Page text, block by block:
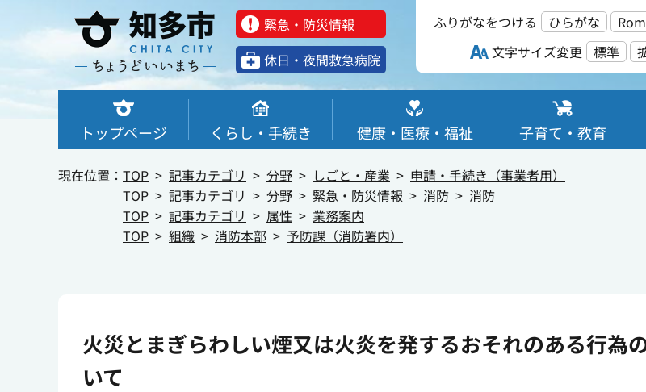
緊急・防災情報
休⽇・夜間救急病院
ふりがなをつける ひらがな
文字サイズ変更
標準
トップページ くらし・手続き 健康・医療・福祉 子育て・教育
現在位置： TOP 記事カテゴリ 分野 しごと・産業
申請・手続き（事業者用）
TOP
記事カテゴリ 分野 緊急・防災情報 消防
消防
TOP
記事カテゴリ 属性
業務案内
TOP
組織 消防本部 予防課（消防署内）
火災とまぎらわしい煙又は火炎を発するおそれのある行為
いて